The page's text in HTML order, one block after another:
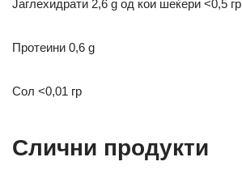
Јаглехидрати 2,6 g од кои шеќери <0,5 гр
Протеини 0,6 g
Сол <0,01 гр
Слични продукти